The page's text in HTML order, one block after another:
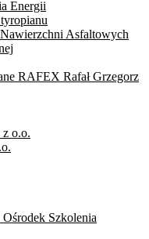
Energii
Asfaltowych
RAFEX Rafał Grzegorz
z o.o.
Szkolenia